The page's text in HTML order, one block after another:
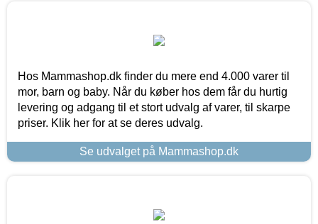
Hos Mammashop.dk finder du mere end 4.000 varer til
mor, barn og baby. Når du køber hos dem får du hurtig
levering og adgang til et stort udvalg af varer, til skarpe
priser. Klik her for at se deres udvalg.
Se udvalget på Mammashop.dk